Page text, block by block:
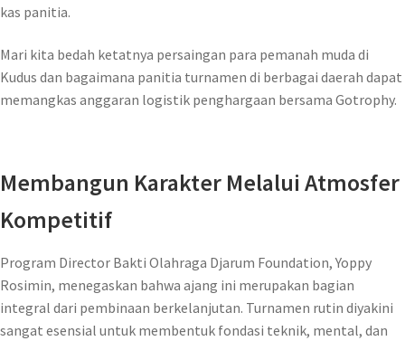
kas panitia.
Mari kita bedah ketatnya persaingan para pemanah muda di
Kudus dan bagaimana panitia turnamen di berbagai daerah dapat
memangkas anggaran logistik penghargaan bersama Gotrophy.
Membangun Karakter Melalui Atmosfer
Kompetitif
Program Director Bakti Olahraga Djarum Foundation, Yoppy
Rosimin, menegaskan bahwa ajang ini merupakan bagian
integral dari pembinaan berkelanjutan. Turnamen rutin diyakini
sangat esensial untuk membentuk fondasi teknik, mental, dan